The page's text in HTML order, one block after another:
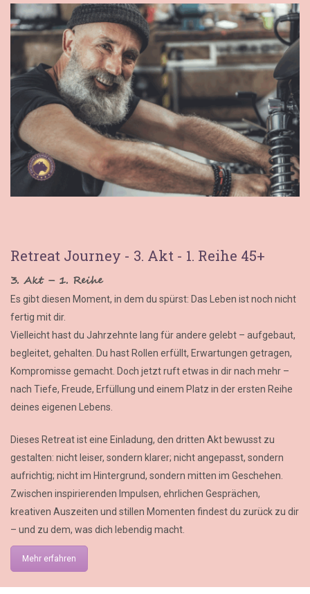
Retreat Journey - 3. Akt - 1. Reihe 45+
3. Akt – 1. Reihe
Es gibt diesen Moment, in dem du spürst: Das Leben ist noch nicht
fertig mit dir.
Vielleicht hast du Jahrzehnte lang für andere gelebt – aufgebaut,
begleitet, gehalten. Du hast Rollen erfüllt, Erwartungen getragen,
Kompromisse gemacht. Doch jetzt ruft etwas in dir nach mehr –
nach Tiefe, Freude, Erfüllung und einem Platz in der ersten Reihe
deines eigenen Lebens.
Dieses Retreat ist eine Einladung, den dritten Akt bewusst zu
gestalten: nicht leiser, sondern klarer; nicht angepasst, sondern
aufrichtig; nicht im Hintergrund, sondern mitten im Geschehen.
Zwischen inspirierenden Impulsen, ehrlichen Gesprächen,
kreativen Auszeiten und stillen Momenten findest du zurück zu dir
– und zu dem, was dich lebendig macht.
Mehr erfahren